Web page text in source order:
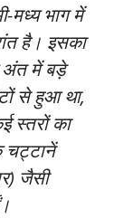
मध्य भाग में
है। इसका
अंत में बड़े
से हुआ था,
स्तरों का
चट्टानें
जैसी